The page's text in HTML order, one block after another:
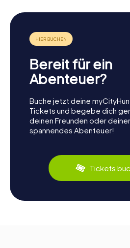
Bereit für ein
Abenteuer?
Buche jetzt deine
Tickets und begebe dich
deinen Freunden oder
spannendes Abenteuer!
Tickets